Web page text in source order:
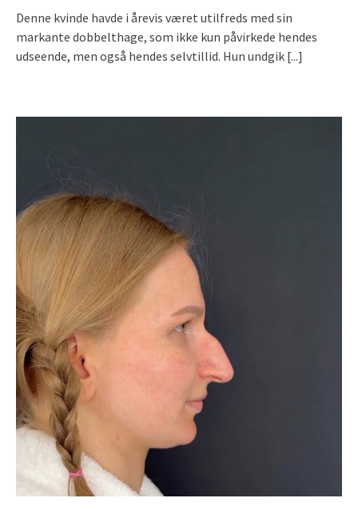
Denne kvinde havde i årevis været utilfreds med sin
markante dobbelthage, som ikke kun påvirkede hendes
udseende, men også hendes selvtillid. Hun undgik [...]